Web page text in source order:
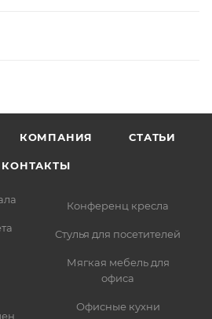
КОМПАНИЯ СТАТЬИ
КОНТАКТЫ
Конференц кресла
Стулья для посетителей
Мягкая мебель для
офиса
Офисные кухни